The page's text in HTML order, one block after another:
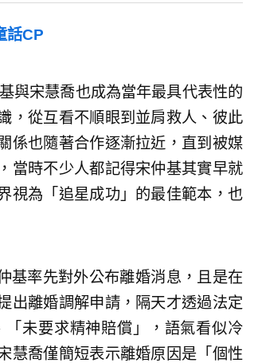
話CP
與宋慧喬也成為當年最具代表性的
，從互看不順眼到並肩救人、彼此
係也隨著合作逐漸拉近，直到被媒
當時不少人都記得宋仲基其實早就
視為「追星成功」的最佳範本，也
基率先對外公布離婚消息，且是在
出離婚調解申請，隔天才透過法定
未要求精神賠償」，語氣看似冷
慧喬僅簡短表示離婚原因是「個性